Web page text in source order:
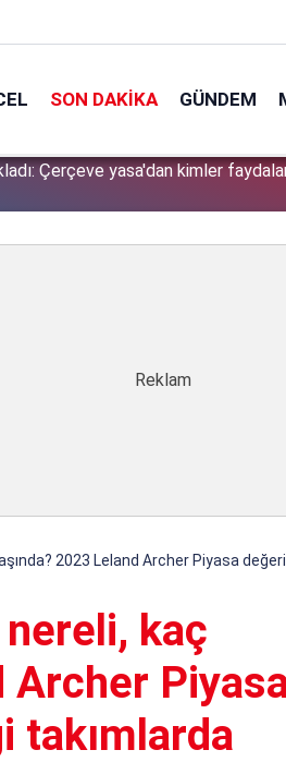
SON DAKIKA GÜNDEM
Çerçeve yasa'dan kimler
2023 Leland Archer Piyasa
kaç
Archer
takımlarda